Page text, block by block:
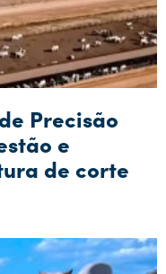
Precisão
e
de corte